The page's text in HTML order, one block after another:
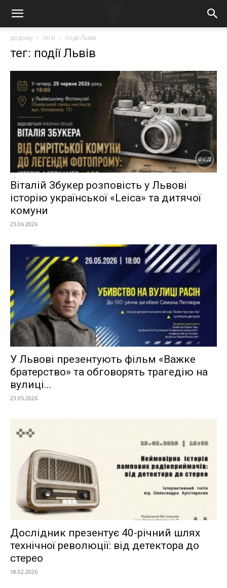
додому теги події Львів
тег: події Львів
Віталій Збукер розповість у Львові
історію української «Leica» та дитячої
комуни
23.06.2026
У Львові презентують фільм «Важке
братерство» та обговорять трагедію на
вулиці...
23.05.2026
Дослідник презентує 40-річний шлях
технічної революції: від детектора до
стерео
18.02.2026